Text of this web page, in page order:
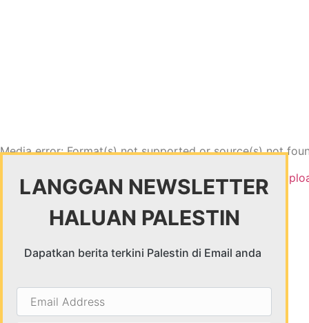
Media error: Format(s) not supported or source(s) not
Download File: https://haluanpalestin.org/wp-content/
LANGGAN NEWSLETTER
HALUAN PALESTIN
Dapatkan berita terkini Palestin di Email anda
Email
Address